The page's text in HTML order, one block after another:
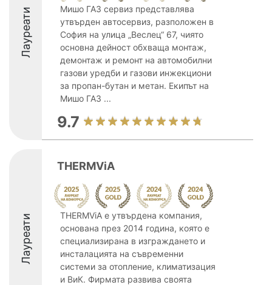
Лауреати
Мишо ГАЗ сервиз представлява
утвърден автосервиз, разположен в
София на улица „Веслец“ 67, чиято
основна дейност обхваща монтаж,
демонтаж и ремонт на автомобилни
газови уредби и газови инжекциони
за пропан-бутан и метан. Екипът на
Мишо ГАЗ ...
9.7
Лауреати
THERMViA
THERMViA е утвърдена компания,
основана през 2014 година, която е
специализирана в изграждането и
инсталацията на съвременни
системи за отопление, климатизация
и ВиК. Фирмата развива своята